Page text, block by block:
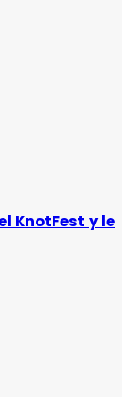
KnotFest y le